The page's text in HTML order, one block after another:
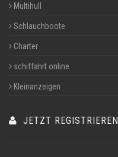
Multihull
Schlauchboote
Charter
schiffahrt online
Kleinanzeigen
JETZT REGISTRIEREN